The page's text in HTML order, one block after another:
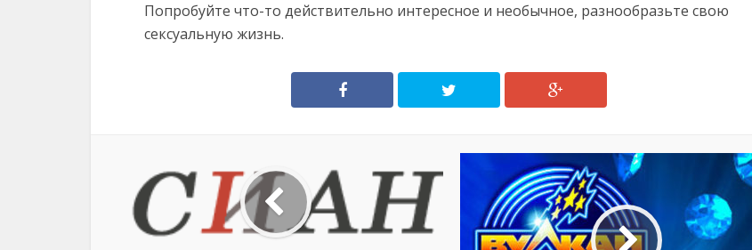
Попробуйте что-то действительно интересное и необычное, разнообразьте свою
сексуальную жизнь.